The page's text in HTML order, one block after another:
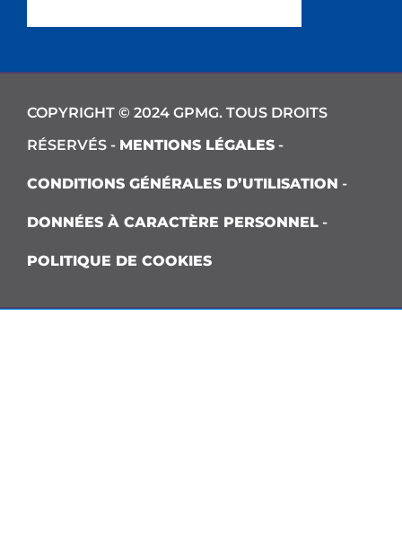
COPYRIGHT © 2024 GPMG. TOUS DROITS
RÉSERVÉS - MENTIONS LÉGALES -
CONDITIONS GÉNÉRALES D’UTILISATION -
DONNÉES À CARACTÈRE PERSONNEL -
POLITIQUE DE COOKIES